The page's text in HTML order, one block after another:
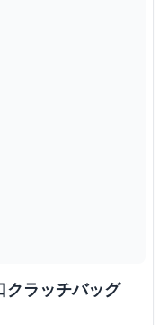
クラッチバッグ